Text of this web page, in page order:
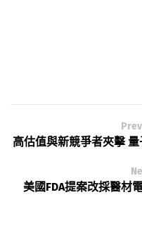
高估值與新競爭者夾擊
美國FDA提案改採醫材